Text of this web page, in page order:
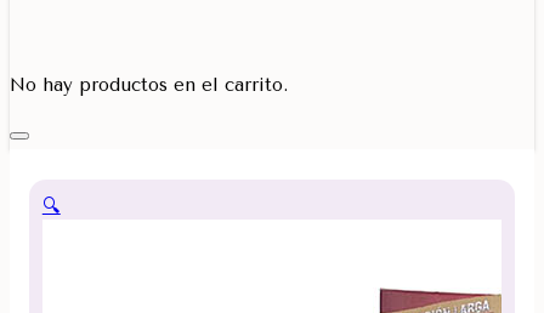
No hay productos en el carrito.
🔍